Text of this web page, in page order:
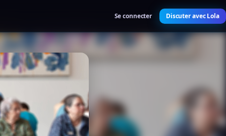
Se connecter Discuter avec Lola